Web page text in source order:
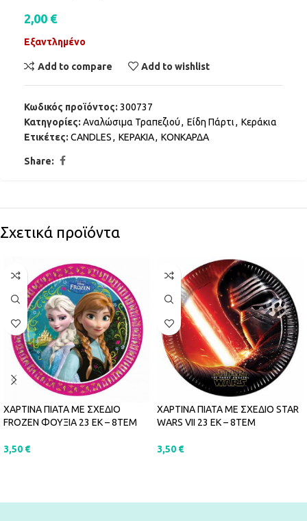
2,00 €
Εξαντλημένο
Add to compare Add to wishlist
Κωδικός προϊόντος: 300737
Κατηγορίες: Αναλώσιμα Τραπεζιού, Είδη Πάρτι, Κεράκια
Ετικέτες: CANDLES, ΚΕΡΑΚΙΑ, ΚΟΝΚΑΡΔΑ
Share:
Σχετικά προϊόντα
ΧΑΡΤΙΝΑ ΠΙΑΤΑ ΜΕ ΣΧΕΔΙΟ
FROZEN ΦΟΥΞΙΑ 23 ΕΚ – 8ΤΕΜ
3,50 €
ΧΑΡΤΙΝΑ ΠΙΑΤΑ ΜΕ ΣΧΕΔΙΟ STAR
WARS VII 23 ΕΚ – 8ΤΕΜ
3,50 €